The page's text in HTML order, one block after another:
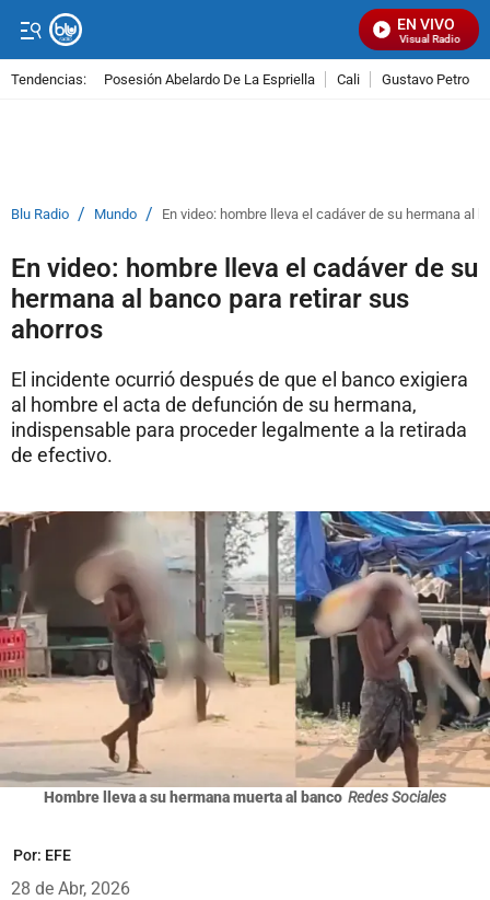
EN VIVO
Señal Visual Radio
Tendencias: Posesión Abelardo De La Espriella Cali Gustavo Petro
Blu Radio / Mundo / En video: hombre lleva el cadáver de su hermana al
En video: hombre lleva el cadáver de su
hermana al banco para retirar sus
ahorros
El incidente ocurrió después de que el banco exigiera
al hombre el acta de defunción de su hermana,
indispensable para proceder legalmente a la retirada
de efectivo.
Hombre lleva a su hermana muerta al banco Redes Sociales
Por: EFE
28 de Abr, 2026